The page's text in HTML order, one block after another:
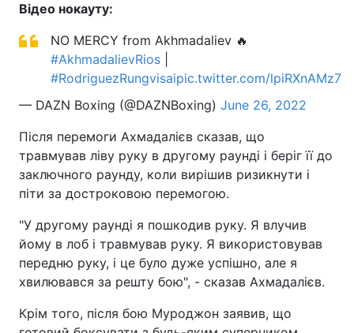
Тема оформлення
Відео нокауту:
NO MERCY from Akhmadaliev 🔥
#AkhmadalievRios
#RodriguezRungvisaipic.twitter.com/lpiRXnAMz7
— DAZN Boxing (@DAZNBoxing) June 26, 2022
Після перемоги Ахмадалієв сказав, що
травмував ліву руку в другому раунді і беріг її до
заключного раунду, коли вирішив ризикнути і
піти за достроковою перемогою.
"У другому раунді я пошкодив руку. Я влучив
йому в лоб і травмував руку. Я використовував
передню руку, і це було дуже успішно, але я
хвилювався за решту бою", - сказав Ахмадалієв.
Крім того, після бою Муроджон заявив, що